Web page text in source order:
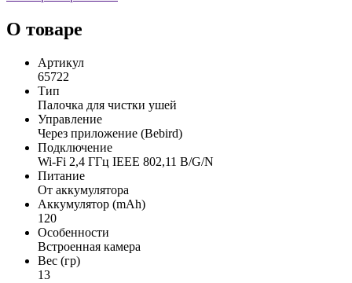
О товаре
Артикул
65722
Тип
Палочка для чистки ушей
Управление
Через приложение (Bebird)
Подключение
Wi-Fi 2,4 ГГц IEEE 802,11 B/G/N
Питание
От аккумулятора
Аккумулятор (mAh)
120
Особенности
Встроенная камера
Вес (гр)
13